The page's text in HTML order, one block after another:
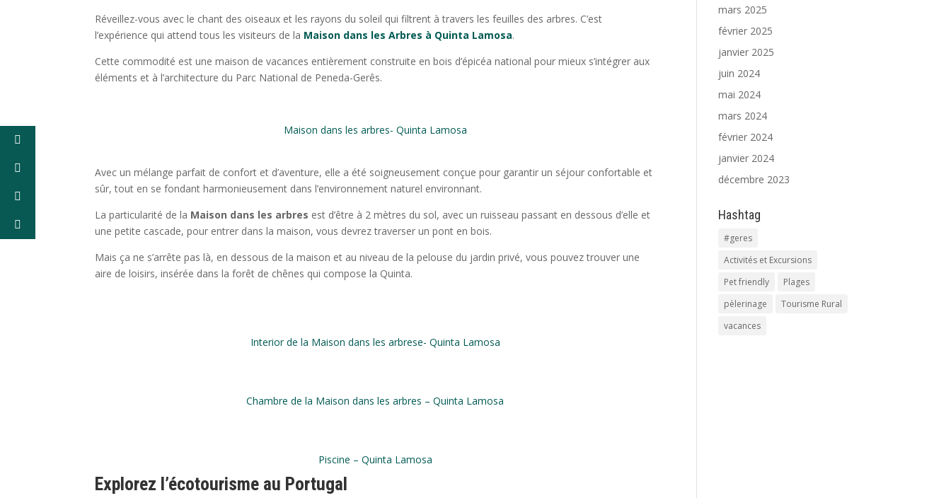
Réveillez-vous avec le chant des oiseaux et les rayons du soleil qui filtrent à travers les feuilles des arbres. C’est
l’expérience qui attend tous les visiteurs de la Maison dans les Arbres à Quinta Lamosa.
Cette commodité est une maison de vacances entièrement construite en bois d’épicéa national pour mieux s’intégrer aux
éléments et à l’architecture du Parc National de Peneda-Gerês.
Maison dans les arbres- Quinta Lamosa
Avec un mélange parfait de confort et d’aventure, elle a été soigneusement conçue pour garantir un séjour confortable et
sûr, tout en se fondant harmonieusement dans l’environnement naturel environnant.
La particularité de la Maison dans les arbres est d’être à 2 mètres du sol, avec un ruisseau passant en dessous d’elle et
une petite cascade, pour entrer dans la maison, vous devrez traverser un pont en bois.
Mais ça ne s’arrête pas là, en dessous de la maison et au niveau de la pelouse du jardin privé, vous pouvez trouver une
aire de loisirs, insérée dans la forêt de chênes qui compose la Quinta.
Interior de la Maison dans les arbrese- Quinta Lamosa
Chambre de la Maison dans les arbres – Quinta Lamosa
Piscine – Quinta Lamosa
Explorez l’écotourisme au Portugal
mars 2025
février 2025
janvier 2025
juin 2024
mai 2024
mars 2024
février 2024
janvier 2024
décembre 2023
Hashtag
#geres
Activités et Excursions
Pet friendly
Plages
pèlerinage
Tourisme Rural
vacances